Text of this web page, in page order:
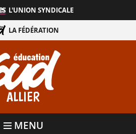
ALLIER
L'UNION SYNDICALE
LA FÉDÉRATION
MENU